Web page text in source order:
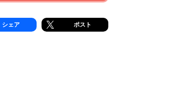
シェア ポスト